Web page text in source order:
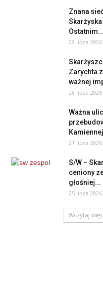
Znana
Ostatnim...
29 lipca 2026
Zarychta
ważnej
28 lipca 2026
Ważna
27 lipca 2026
S/W –
ceniony
głośniej...
25 lipca 2026
Wczytaj